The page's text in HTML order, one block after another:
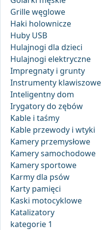
Grille węglowe
Haki holownicze
Huby USB
Hulajnogi dla dzieci
Hulajnogi elektryczne
Impregnaty i grunty
Instrumenty klawiszowe
Inteligentny dom
Irygatory do zębów
Kable i taśmy
Kable przewody i wtyki
Kamery przemysłowe
Kamery samochodowe
Kamery sportowe
Karmy dla psów
Karty pamięci
Kaski motocyklowe
Katalizatory
kategorie 1